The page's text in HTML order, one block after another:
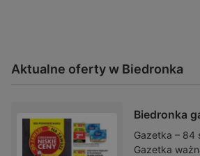
Aktualne oferty w Biedronka
Biedronka
Gazetka – 84
Gazetka